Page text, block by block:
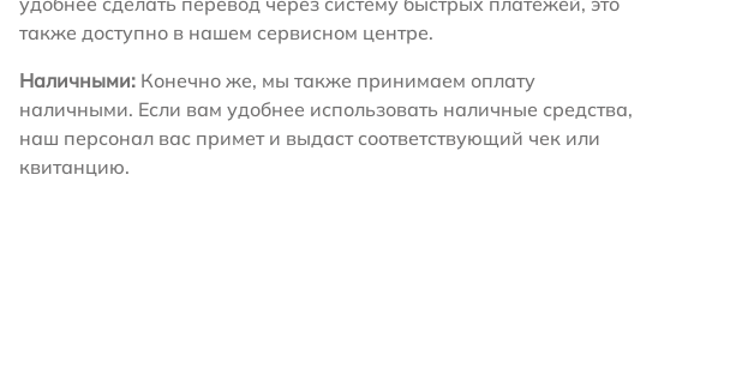
также доступно в нашем сервисном центре.
Наличными: Конечно же, мы также принимаем оплату
наличными. Если вам удобнее использовать наличные средства,
наш персонал вас примет и выдаст соответствующий чек или
квитанцию.